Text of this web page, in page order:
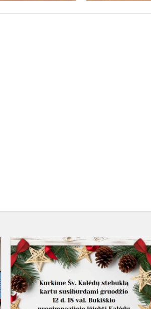
Mokinių
tarybos
susitikimas
su
Lietuvos
moksleivių